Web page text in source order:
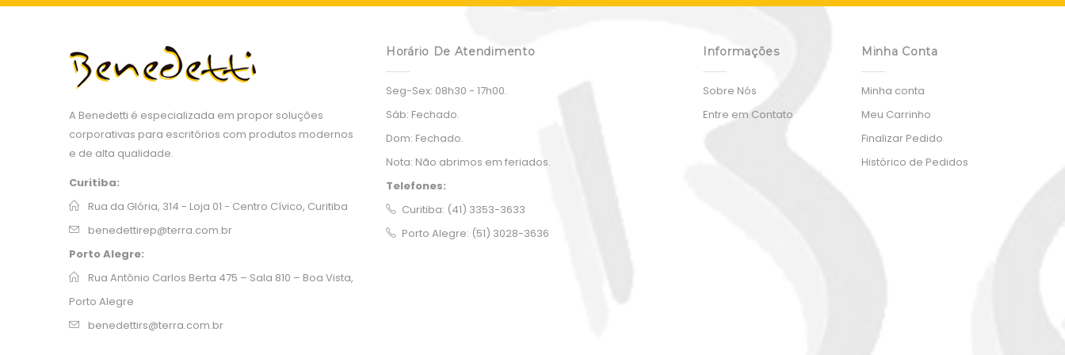
A Benedetti é especializada em propor soluções
corporativas para escritórios com produtos modernos
e de alta qualidade.
Curitiba:
Rua da Glória, 314 - Loja 01 - Centro Cívico, Curitiba
benedettirep@terra.com.br
Porto Alegre:
Rua Antônio Carlos Berta 475 – Sala 810 – Boa Vista,
Porto Alegre
benedettirs@terra.com.br
Horário De Atendimento
Seg-Sex: 08h30 - 17h00.
Sáb: Fechado.
Dom: Fechado.
Nota: Não abrimos em feriados.
Telefones:
Curitiba: (41) 3353-3633
Porto Alegre: (51) 3028-3636
Informações
Sobre Nós
Entre em Contato
Minha Conta
Minha conta
Meu Carrinho
Finalizar Pedido
Histórico de Pedidos